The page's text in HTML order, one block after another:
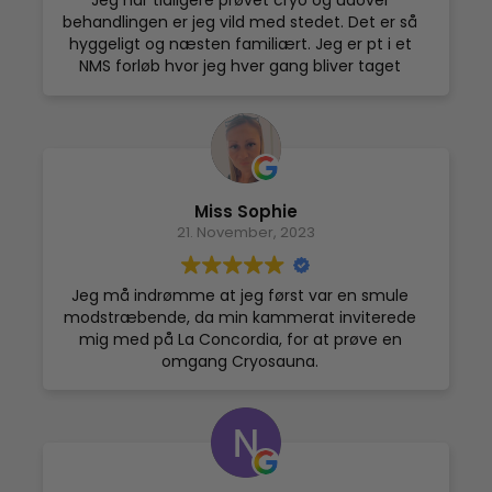
skulle bekymre sig om skader eller uendelig
mange timer i fitness.
Jeg kan kun anbefale La Concordia 😊
behandlingen er jeg vild med stedet. Det er så
hyggeligt og næsten familiært. Jeg er pt i et
NMS forløb hvor jeg hver gang bliver taget
behandlingen føles godt og kan mærkes
efterfølgende med den velkendte muskel
ømhed som efter en hård træning. DET er
lækkert 💪
Miss Sophie
21. November, 2023
Jeg må indrømme at jeg først var en smule
modstræbende, da min kammerat inviterede
mig med på La Concordia, for at prøve en
omgang Cryosauna.
om behandlingen før og var en anelse skeptisk
- den skepsis blev dog hurtigt gjort til skamme.
Allerede da jeg trådte ind i klinikken fik jeg en
rigtig god fornemmelse.